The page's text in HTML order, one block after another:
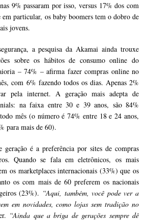
9% passaram por isso, versus 17% dos com
em particular, os baby boomers tem o dobro de
jovens.
a pesquisa da Akamai ainda trouxe
sobre os hábitos de consumo online do
– 74% – afirma fazer compras online no
com 6% fazendo todos os dias. Apenas 2%
pela internet. A geração mais adepta de
na faixa entre 30 e 39 anos, são 84%
mês (o número é 74% entre 18 e 24 anos,
para mais de 60).
geração é a preferência por sites de compras
Quando se fala em eletrônicos, os mais
os marketplaces internacionais (33%) que os
os com mais de 60 preferem os nacionais
(23%). “Aqui, também, você pode ver a
em novidades, como lojas sem tradição no
“Ainda que a briga de gerações sempre dê